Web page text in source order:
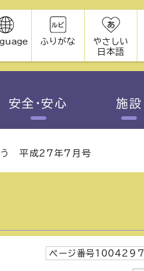
ふりがな
やさしい
日本語
安全・安心 施設
う 平成27年7月号
ページ番号1004297